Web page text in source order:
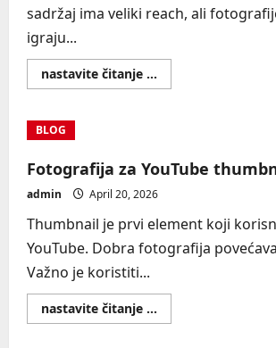
sadržaj ima veliki reach, ali
igraju...
nastavite čitanje ...
more
šta
donosi
rezultate
BLOG
Fotografija za YouTube
admin April 20, 2026
Thumbnail je prvi element koji
YouTube. Dobra fotografija
Važno je koristiti...
nastavite čitanje ...
more